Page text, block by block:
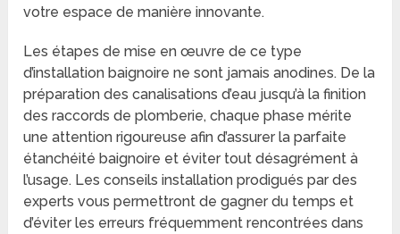
votre espace de manière innovante.
Les étapes de mise en œuvre de ce type
d’installation baignoire ne sont jamais anodines. De la
préparation des canalisations d’eau jusqu’à la finition
des raccords de plomberie, chaque phase mérite
une attention rigoureuse afin d’assurer la parfaite
étanchéité baignoire et éviter tout désagrément à
l’usage. Les conseils installation prodigués par des
experts vous permettront de gagner du temps et
d’éviter les erreurs fréquemment rencontrées dans